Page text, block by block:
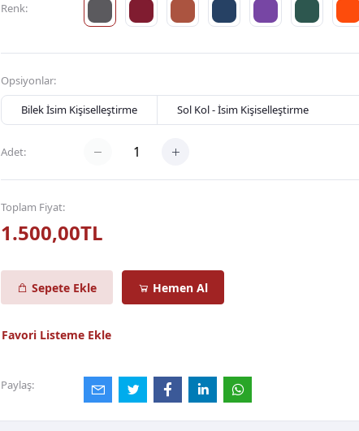
Renk:
Opsiyonlar:
Bilek İsim Kişiselleştirme
Sol Kol - İsim Kişiselleştirme
Adet:
Toplam Fiyat:
1.500,00TL
Sepete Ekle Hemen Al
Favori Listeme Ekle
Paylaş: